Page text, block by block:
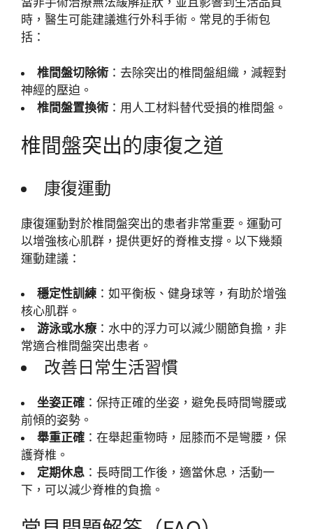
時，醫生可能建議進行外科手術。常見的手術包
括：
椎間盤切除術 ：去除突出的椎間盤組織，減輕對
神經的壓迫。
椎間盤置換術 ：用人工材料替代受損的椎間盤。
椎間盤突出的康復之道
康復運動
康復運動對於椎間盤突出的患者非常重要。運動可
以增強核心肌群，提供更好的脊椎支撐。以下幾類
運動建議：
穩定性訓練 ：如平衡板、健身球等，有助於增強
核心肌群。
游泳或水療：水中的浮力可以減少關節負擔，非
常適合椎間盤突出患者。
改善日常生活習慣
坐姿正確 ：保持正確的坐姿，避免長時間彎腰或
前傾的姿勢。
舉重正確 ：在舉起重物時，屈膝而不是彎腰，保
護脊椎。
定期休息 ：長時間工作後，適當休息，活動一
下，可以減少脊椎的負擔。